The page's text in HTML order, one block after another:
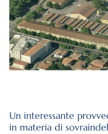
Un interessante
in materia di